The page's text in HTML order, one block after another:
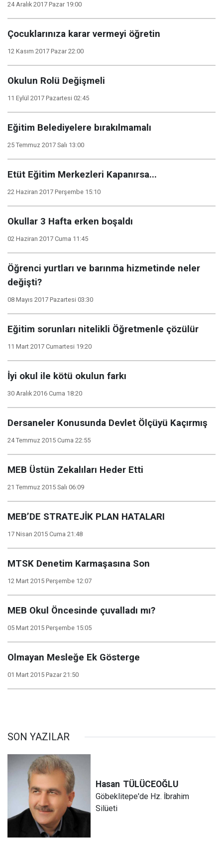
24 Aralık 2017 Pazar 19:00
Çocuklarınıza karar vermeyi öğretin
12 Kasım 2017 Pazar 22:00
Okulun Rolü Değişmeli
11 Eylül 2017 Pazartesi 02:45
Eğitim Belediyelere bırakılmamalı
25 Temmuz 2017 Salı 13:00
Etüt Eğitim Merkezleri Kapanırsa...
22 Haziran 2017 Perşembe 15:10
Okullar 3 Hafta erken boşaldı
02 Haziran 2017 Cuma 11:45
Öğrenci yurtları ve barınma hizmetinde neler
değişti?
08 Mayıs 2017 Pazartesi 03:30
Eğitim sorunları nitelikli Öğretmenle çözülür
11 Mart 2017 Cumartesi 19:20
İyi okul ile kötü okulun farkı
30 Aralık 2016 Cuma 18:20
Dersaneler Konusunda Devlet Ölçüyü Kaçırmış
24 Temmuz 2015 Cuma 22:55
MEB Üstün Zekalıları Heder Etti
21 Temmuz 2015 Salı 06:09
MEB’DE STRATEJİK PLAN HATALARI
17 Nisan 2015 Cuma 21:48
MTSK Denetim Karmaşasına Son
12 Mart 2015 Perşembe 12:07
MEB Okul Öncesinde çuvalladı mı?
05 Mart 2015 Perşembe 15:05
Olmayan Mesleğe Ek Gösterge
01 Mart 2015 Pazar 21:50
SON YAZILAR
Hasan TÜLÜCEOĞLU
Göbeklitepe'de Hz. İbrahim
Silüeti